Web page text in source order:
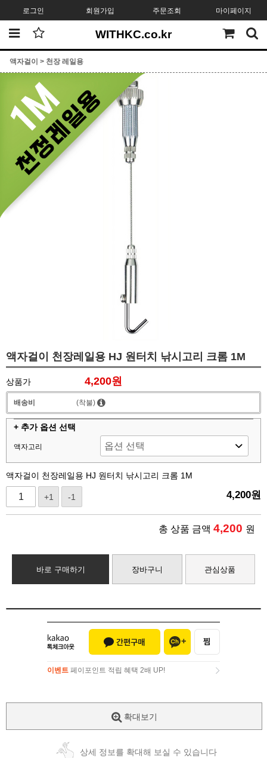
로그인 회원가입 주문조회 마이페이지
WITHKC.co.kr
액자걸이 > 천장 레일용
액자걸이 천장레일용 HJ 원터치 낚시고리 크롬 1M
상품가 4,200원
배송비 (착불)
+ 추가 옵션 선택
액자고리
액자걸이 천장레일용 HJ 원터치 낚시고리 크롬 1M
+1 -1 4,200원
총 상품 금액 4,200 원
바로 구매하기 장바구니 관심상품
이벤트 페이포인트 적립 혜택 2배 UP!
확대보기
상세 정보를 확대해 보실 수 있습니다